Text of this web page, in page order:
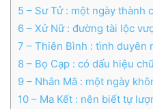
5 – Sư Tử : một ngày thành
6 – Xử Nữ : đường tài lộc
7 – Thiên Bình : tình duyên
8 – Bọ Cạp : có dấu hiệu
9 – Nhân Mã : một ngày
10 – Ma Kết : nên biết tự